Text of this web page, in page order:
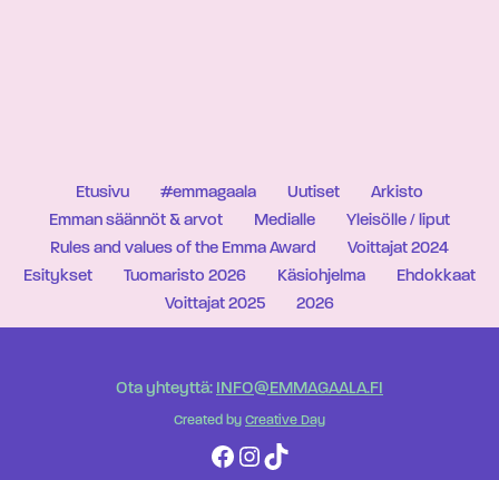
Etusivu #emmagaala Uutiset
Arkisto
Emman säännöt & arvot
Medialle
Yleisölle / liput
Rules and values of the Emma Award
Voittajat 2024
Esitykset
Tuomaristo 2026 Käsiohjelma
Ehdokkaat
Voittajat 2025
2026
Ota yhteyttä: INFO@EMMAGAALA.FI
Created by Creative Day